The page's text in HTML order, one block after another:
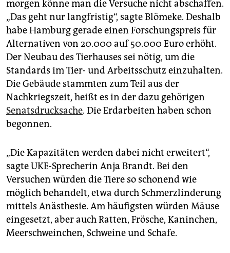
Jeden Versuchprüft eine Ethikkommission. 2017
meldete das UKE die „Verwendung“ von 67.293
Tieren, 2018 von 65.595.
morgen könne man die Versuche nicht abschaffen.
„Das geht nur langfristig“, sagte Blömeke. Deshalb
habe Hamburg gerade einen Forschungspreis für
Alternativen von 20.000 auf 50.000 Euro erhöht.
Der Neubau des Tierhauses sei nötig, um die
Standards im Tier- und Arbeitsschutz einzuhalten.
Die Gebäude stammten zum Teil aus der
Nachkriegszeit, heißt es in der dazu gehörigen
Senatsdrucksache. Die Erdarbeiten haben schon
begonnen.
„Die Kapazitäten werden dabei nicht erweitert“,
sagte UKE-Sprecherin Anja Brandt. Bei den
Versuchen würden die Tiere so schonend wie
möglich behandelt, etwa durch Schmerzlinderung
mittels Anästhesie. Am häufigsten würden Mäuse
eingesetzt, aber auch Ratten, Frösche, Kaninchen,
Meerschweinchen, Schweine und Schafe.